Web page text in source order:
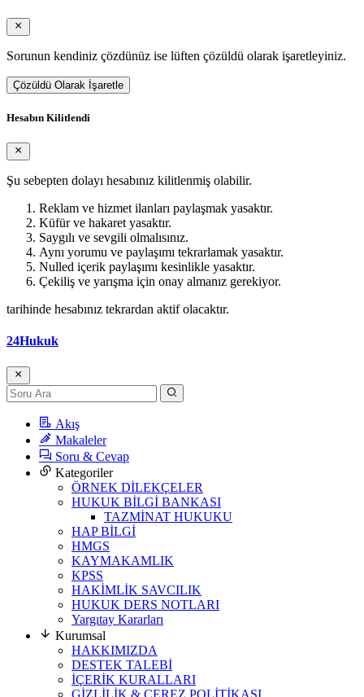
Sorunun kendiniz çözdünüz ise lüften çözüldü olarak işaretleyiniz.
Çözüldü Olarak İşaretle
Hesabın Kilitlendi
Şu sebepten dolayı hesabınız kilitlenmiş olabilir.
Reklam ve hizmet ilanları paylaşmak yasaktır.
Küfür ve hakaret yasaktır.
Saygılı ve sevgili olmalısınız.
Aynı yorumu ve paylaşımı tekrarlamak yasaktır.
Nulled içerik paylaşımı kesinlikle yasaktır.
Çekiliş ve yarışma için onay almanız gerekiyor.
tarihinde hesabınız tekrardan aktif olacaktır.
24Hukuk
Akış
Makaleler
Soru & Cevap
Kategoriler
ÖRNEK DİLEKÇELER
HUKUK BİLGİ BANKASI
TAZMİNAT HUKUKU
HAP BİLGİ
HMGS
KAYMAKAMLIK
KPSS
HAKİMLİK SAVCILIK
HUKUK DERS NOTLARI
Yargıtay Kararları
Kurumsal
HAKKIMIZDA
DESTEK TALEBİ
İÇERİK KURALLARI
GİZLİLİK & ÇEREZ POLİTİKASI